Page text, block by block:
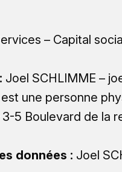
– Capital
Joel SCHLIMME –
une personne
3-5 Boulevard de la
données : Joel